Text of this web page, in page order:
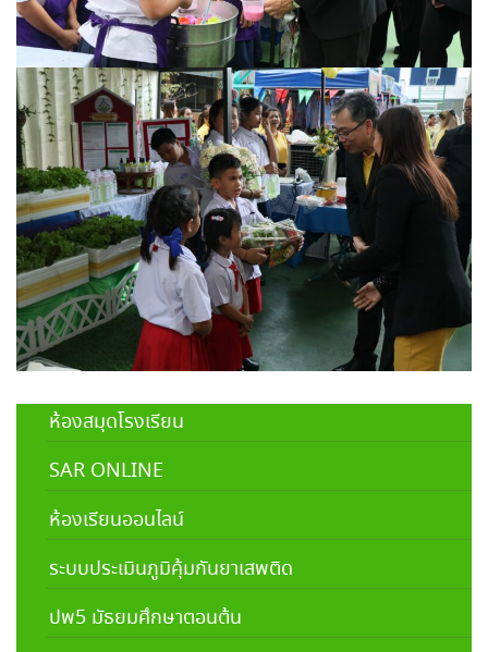
ห้องสมุดโรงเรียน
SAR ONLINE
ห้องเรียนออนไลน์
ระบบประเมินภูมิคุ้มกันยาเสพติด
ปพ5 มัธยมศึกษาตอนต้น